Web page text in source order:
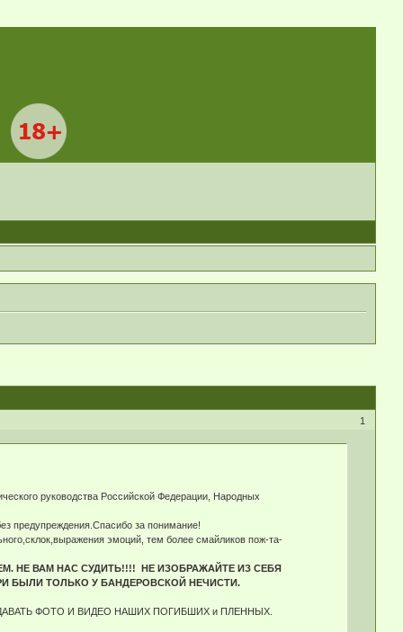
1
руководства Российской Федерации, Народных
предупреждения.Спасибо за понимание!
эмоций, тем более смайликов пож-та-
НЕ ВАМ НАС СУДИТЬ!!!! НЕ ИЗОБРАЖАЙТЕ ИЗ СЕБЯ
БЫЛИ ТОЛЬКО У БАНДЕРОВСКОЙ НЕЧИСТИ.
ФОТО И ВИДЕО НАШИХ ПОГИБШИХ и ПЛЕННЫХ.